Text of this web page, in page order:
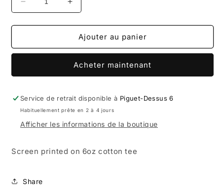
Réduire
la
quantité
SNACK
SIGHTS
FOREST
GREEN
Augmenter
la
quantité
de
SNACK
THE
SIGHTS
FOREST
GREEN
Ajouter au panier
Acheter maintenant
Service de retrait disponible à Piguet-Dessus 6
Habituellement prête en 2 à 4 jours
Afficher les informations de la boutique
Screen printed on 6oz cotton tee
Share